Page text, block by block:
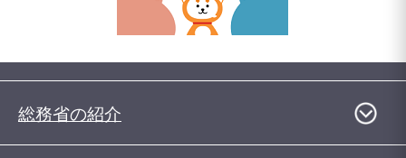
総務省の紹介